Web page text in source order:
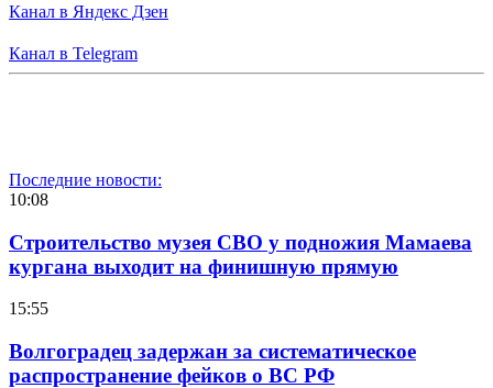
Канал в Яндекс Дзен
Канал в Telegram
Последние новости:
10:08
Строительство музея СВО у подножия Мамаева
кургана выходит на финишную прямую
15:55
Волгоградец задержан за систематическое
распространение фейков о ВС РФ